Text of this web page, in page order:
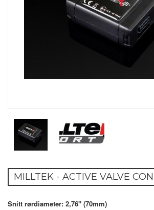
MILLTEK - ACTIVE VALVE
Snitt rørdiameter: 2,76" (70mm)